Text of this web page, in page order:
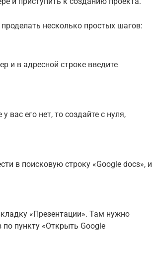
несколько простых шагов:
и в адресной строке введите
вас его нет, то создайте с нуля,
в поисковую строку «Google docs», и
«Презентации». Там нужно
пункту «Открыть Google